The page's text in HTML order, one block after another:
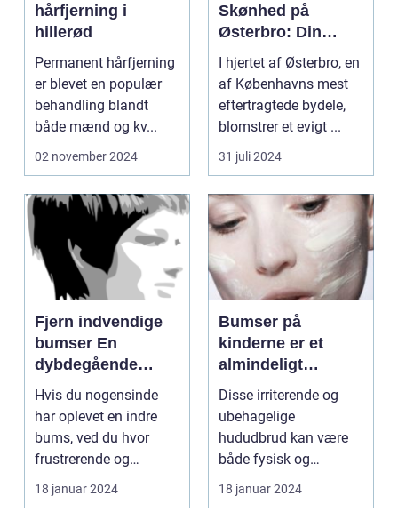
hårfjerning i
hillerød
Permanent hårfjerning
er blevet en populær
behandling blandt
både mænd og kv...
02 november 2024
Skønhed på
Østerbro: Din
Destination for
Æstetiske
Behandlinger
I hjertet af Østerbro, en
af Københavns mest
eftertragtede bydele,
blomstrer et evigt ...
31 juli 2024
Fjern indvendige
bumser En
dybdegående
guide til smuk hud
Hvis du nogensinde
har oplevet en indre
bums, ved du hvor
frustrerende og
smertefuldt det kan
være. ...
18 januar 2024
Bumser på
kinderne er et
almindeligt
problem, som
mange mennesker
oplever i løbet af
deres liv
Disse irriterende og
ubehagelige
hududbrud kan være
både fysisk og
følelsesmæssigt
belastende, især ...
18 januar 2024